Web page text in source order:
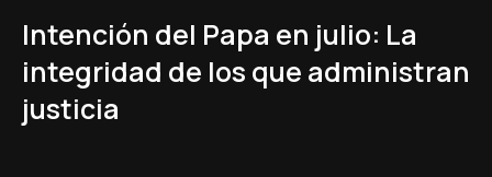
Intención del Papa en julio: La
integridad de los que administran
justicia